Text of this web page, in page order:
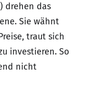
drehen das
Sie wähnt
traut sich
investieren. So
nicht